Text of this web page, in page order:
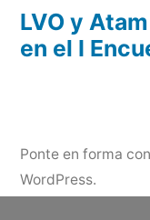
LVO y
en el I
Ponte en forma
WordPress.